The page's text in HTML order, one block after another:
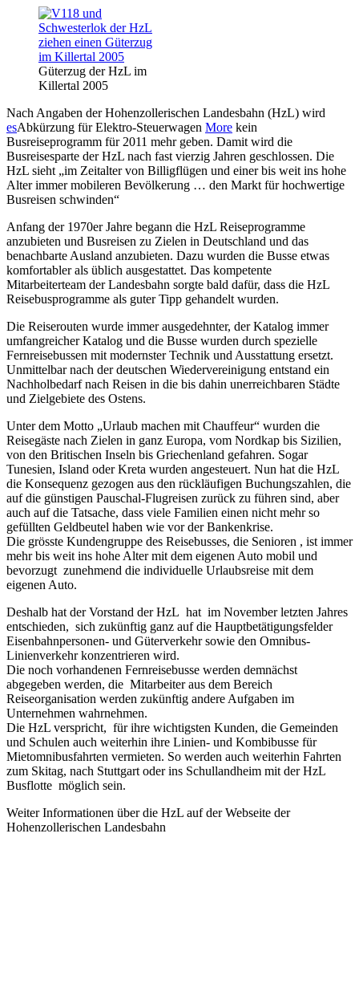
Güterzug der HzL im
Killertal 2005
Nach Angaben der Hohenzollerischen Landesbahn (HzL) wird
esAbkürzung für Elektro-Steuerwagen More kein
Busreiseprogramm für 2011 mehr geben. Damit wird die
Busreisesparte der HzL nach fast vierzig Jahren geschlossen. Die
HzL sieht „im Zeitalter von Billigflügen und einer bis weit ins hohe
Alter immer mobileren Bevölkerung … den Markt für hochwertige
Busreisen schwinden“
Anfang der 1970er Jahre begann die HzL Reiseprogramme
anzubieten und Busreisen zu Zielen in Deutschland und das
benachbarte Ausland anzubieten. Dazu wurden die Busse etwas
komfortabler als üblich ausgestattet. Das kompetente
Mitarbeiterteam der Landesbahn sorgte bald dafür, dass die HzL
Reisebusprogramme als guter Tipp gehandelt wurden.
Die Reiserouten wurde immer ausgedehnter, der Katalog immer
umfangreicher Katalog und die Busse wurden durch spezielle
Fernreisebussen mit modernster Technik und Ausstattung ersetzt.
Unmittelbar nach der deutschen Wiedervereinigung entstand ein
Nachholbedarf nach Reisen in die bis dahin unerreichbaren Städte
und Zielgebiete des Ostens.
Unter dem Motto „Urlaub machen mit Chauffeur“ wurden die
Reisegäste nach Zielen in ganz Europa, vom Nordkap bis Sizilien,
von den Britischen Inseln bis Griechenland gefahren. Sogar
Tunesien, Island oder Kreta wurden angesteuert. Nun hat die HzL
die Konsequenz gezogen aus den rückläufigen Buchungszahlen, die
auf die günstigen Pauschal-Flugreisen zurück zu führen sind, aber
auch auf die Tatsache, dass viele Familien einen nicht mehr so
gefüllten Geldbeutel haben wie vor der Bankenkrise.
Die grösste Kundengruppe des Reisebusses, die Senioren , ist immer
mehr bis weit ins hohe Alter mit dem eigenen Auto mobil und
bevorzugt zunehmend die individuelle Urlaubsreise mit dem
eigenen Auto.
Deshalb hat der Vorstand der HzL hat im November letzten Jahres
entschieden, sich zukünftig ganz auf die Hauptbetätigungsfelder
Eisenbahnpersonen- und Güterverkehr sowie den Omnibus-
Linienverkehr konzentrieren wird.
Die noch vorhandenen Fernreisebusse werden demnächst
abgegeben werden, die Mitarbeiter aus dem Bereich
Reiseorganisation werden zukünftig andere Aufgaben im
Unternehmen wahrnehmen.
Die HzL verspricht, für ihre wichtigsten Kunden, die Gemeinden
und Schulen auch weiterhin ihre Linien- und Kombibusse für
Mietomnibusfahrten vermieten. So werden auch weiterhin Fahrten
zum Skitag, nach Stuttgart oder ins Schullandheim mit der HzL
Busflotte möglich sein.
Weiter Informationen über die HzL auf der Webseite der
Hohenzollerischen Landesbahn